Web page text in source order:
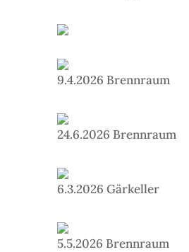
9.4.2026 Brennraum
24.6.2026 Brennraum
6.3.2026 Gärkeller
5.5.2026 Brennraum